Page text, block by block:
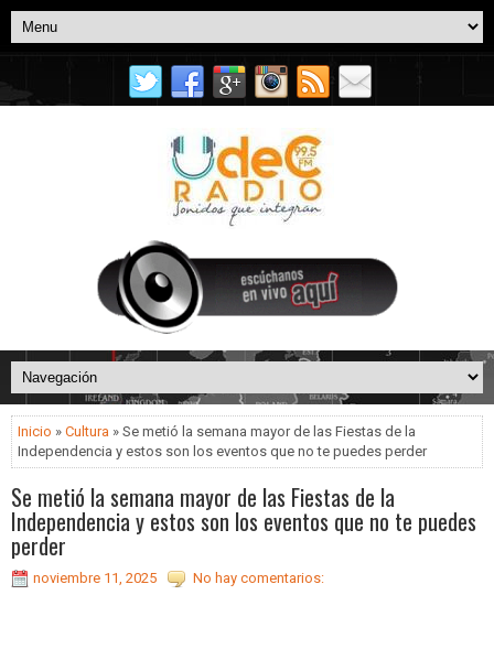
Inicio » Cultura » Se metió la semana mayor de las Fiestas de la
Independencia y estos son los eventos que no te puedes perder
Se metió la semana mayor de las Fiestas de la
Independencia y estos son los eventos que no te puedes
perder
noviembre 11, 2025 No hay comentarios: